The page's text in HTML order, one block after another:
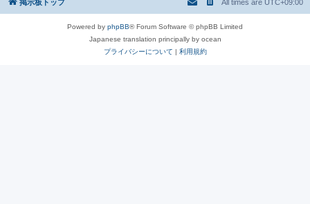
掲示板トップ All times are UTC+09:00
Powered by phpBB® Forum Software © phpBB Limited
Japanese translation principally by ocean
プライバシーについて | 利用規約